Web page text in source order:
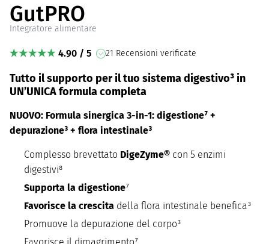
GutPRO
Integratore alimentare
4.90 / 5 21 Recensioni verificate
Tutto il supporto per il tuo sistema digestivo³ in
UN’UNICA formula completa
NUOVO: Formula sinergica 3-in-1: digestione⁷ +
depurazione³ + flora intestinale³
Complesso brevettato DigeZyme® con 5 enzimi
digestivi⁸
Supporta la digestione⁷
Favorisce la crescita della flora intestinale benefica³
Promuove la depurazione del corpo³